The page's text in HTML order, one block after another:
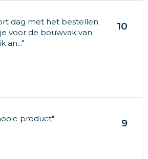
dag met het bestellen
voor de bouwvak van
an..."
10
product" 9